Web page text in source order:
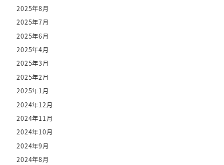
2025年8月
2025年7月
2025年6月
2025年4月
2025年3月
2025年2月
2025年1月
2024年12月
2024年11月
2024年10月
2024年9月
2024年8月